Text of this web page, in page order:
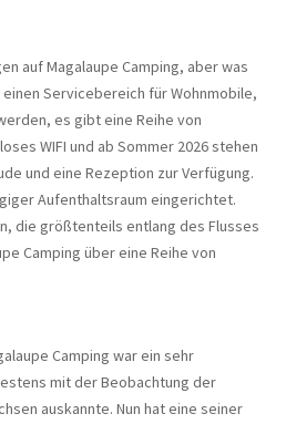
auf Magalaupe Camping, aber was
Servicebereich für Wohnmobile,
es gibt eine Reihe von
WIFI und ab Sommer 2026 stehen
und eine Rezeption zur Verfügung.
Aufenthaltsraum eingerichtet.
die größtenteils entlang des Flusses
Camping über eine Reihe von
Camping war ein sehr
mit der Beobachtung der
auskannte. Nun hat eine seiner